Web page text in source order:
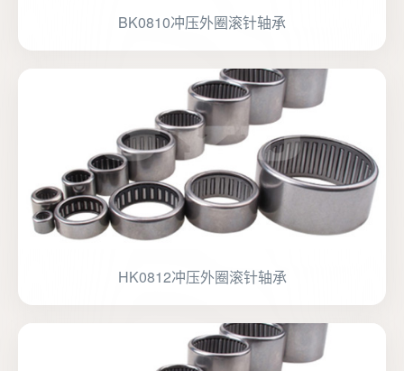
BK0810冲压外圈滚针轴承
HK0812冲压外圈滚针轴承